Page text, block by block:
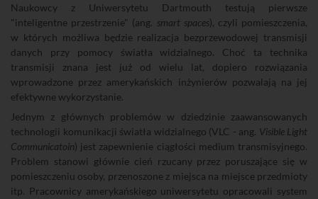
Naukowcy z Uniwersytetu Dartmouth testują pierwsze
"inteligentne przestrzenie" (ang. smart spaces), czyli pomieszczenia,
w których możliwa będzie realizacja bezprzewodowej transmisji
danych przy pomocy światła widzialnego. Choć ta technika
transmisji znana jest już od wielu lat, dopiero rozwiązania
wprowadzone przez amerykańskich inżynierów pozwalają na jej
efektywne wykorzystanie.
Jednym z głównych problemów w dziedzinie zaawansowanych
technologii komunikacji światła widzialnego (VLC - ang. Visible Light
Communicatoin) jest zapewnienie ciągłości medium transmisyjnego.
Problem stanowi głównie cień rzucany przez poruszające się w
pomieszczeniu osoby, przenoszone z miejsca na miejsce przedmioty
itp. Pracownicy amerykańskiego uniwersytetu opracowali system